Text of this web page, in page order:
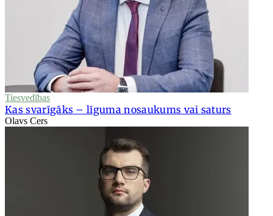
Tiesvedības
Kas svarīgāks – līguma nosaukums vai saturs
Olavs Cers